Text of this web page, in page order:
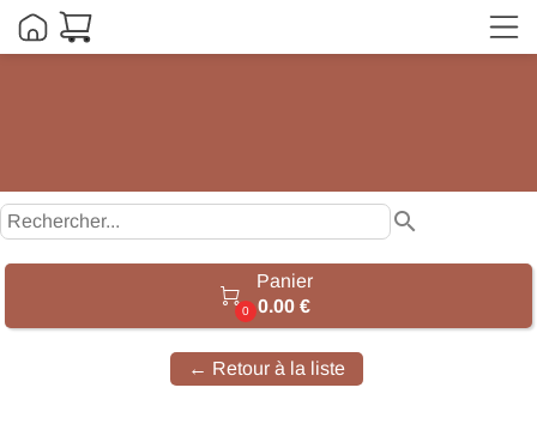
search

0
Panier
0.00 €
← Retour à la liste